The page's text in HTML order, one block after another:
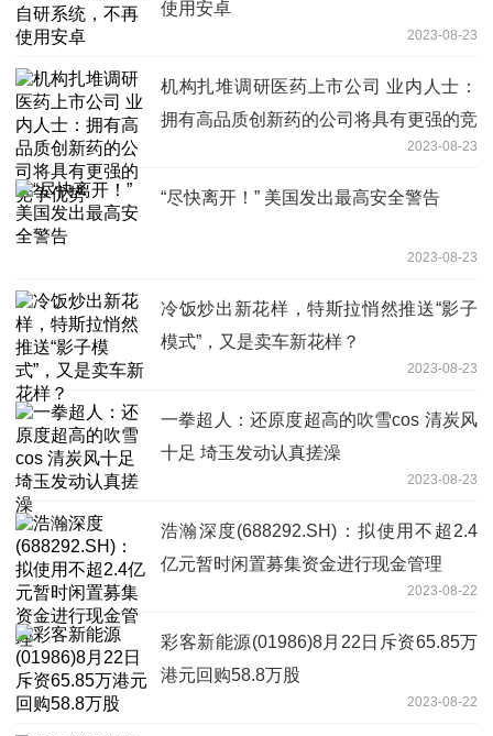
使用安卓
2023-08-23
机构扎堆调研医药上市公司 业内人士：
拥有高品质创新药的公司将具有更强的竞
2023-08-23
“尽快离开！” 美国发出最高安全警告
2023-08-23
冷饭炒出新花样，特斯拉悄然推送“影子
模式”，又是卖车新花样？
2023-08-23
一拳超人：还原度超高的吹雪cos 清炭风
十足 埼玉发动认真搓澡
2023-08-23
浩瀚深度(688292.SH)：拟使用不超2.4
亿元暂时闲置募集资金进行现金管理
2023-08-22
彩客新能源(01986)8月22日斥资65.85万
港元回购58.8万股
2023-08-22